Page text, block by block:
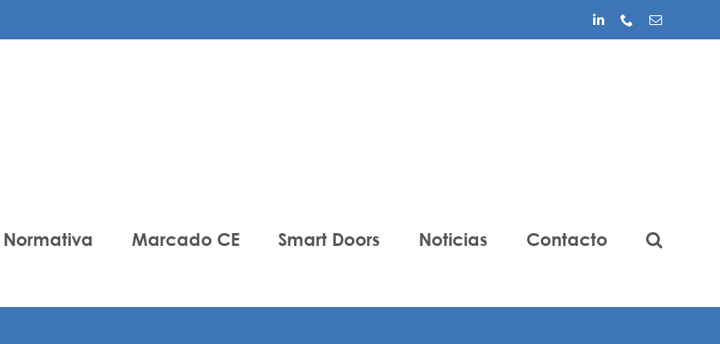
LinkedInPhoneCorreo
Normativa Marcado CE Smart Doors Noticias Contacto